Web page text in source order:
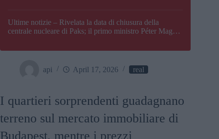
Ultime notizie – Rivelata la data di chiusura della
centrale nucleare di Paks; il primo ministro Péter Magyar
api April 17, 2026 real
I quartieri sorprendenti guadagnano
terreno sul mercato immobiliare di
Budapest, mentre i prezzi